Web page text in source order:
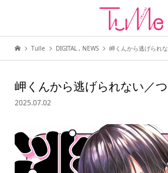
Tulle DIGITAL , NEWS 岬くんから逃げられ
岬くんから逃げられない／
2025.07.02